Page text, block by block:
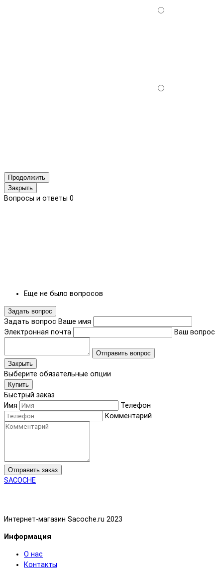
Продолжить
Закрыть
Вопросы и ответы 0
Еще не было вопросов
Задать вопрос
Задать вопрос Ваше имя
Электронная почта
Ваш вопрос
Отправить вопрос
Закрыть
Выберите обязательные опции
Купить
Быстрый заказ
Имя
Телефон
Комментарий
Отправить заказ
SACOCHE
Интернет-магазин Sacoche.ru 2023
Информация
О нас
Контакты